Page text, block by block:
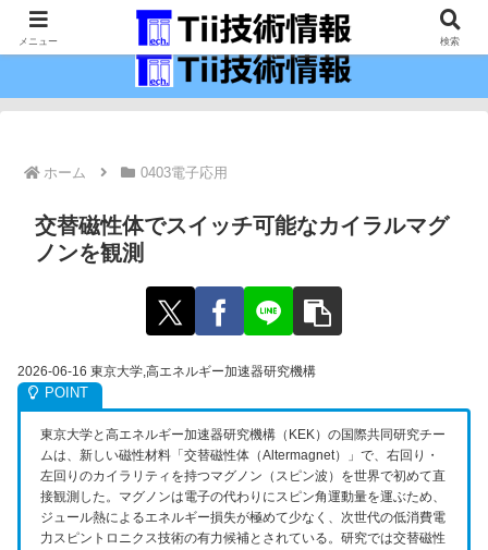
最新の科学技術の情報インフラ。
ホーム 0403電子応用
交替磁性体でスイッチ可能なカイラルマグ
ノンを観測
2026-06-16 東京大学,高エネルギー加速器研究機構
東京大学と高エネルギー加速器研究機構（KEK）の国際共同研究チー
ムは、新しい磁性材料「交替磁性体（Altermagnet）」で、右回り・
左回りのカイラリティを持つマグノン（スピン波）を世界で初めて直
接観測した。マグノンは電子の代わりにスピン角運動量を運ぶため、
ジュール熱によるエネルギー損失が極めて少なく、次世代の低消費電
力スピントロニクス技術の有力候補とされている。研究では交替磁性
メニュー 検索